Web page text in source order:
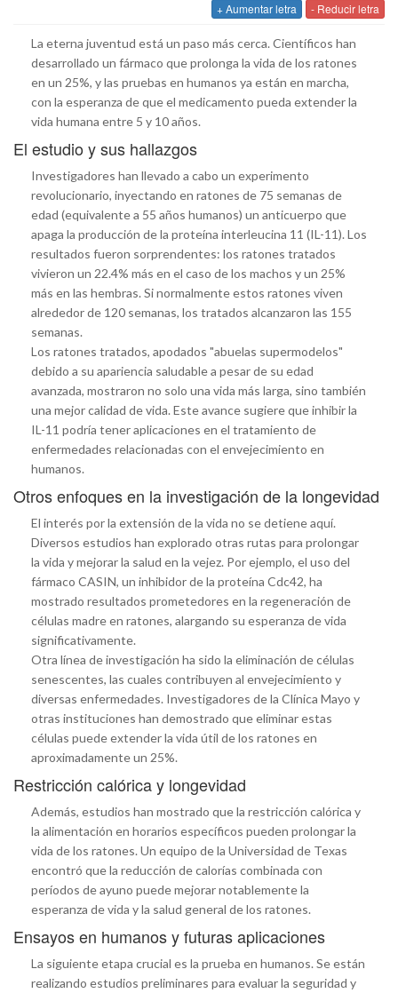
+ Aumentar letra - Reducir letra
La eterna juventud está un paso más cerca. Científicos han
desarrollado un fármaco que prolonga la vida de los ratones
en un 25%, y las pruebas en humanos ya están en marcha,
con la esperanza de que el medicamento pueda extender la
vida humana entre 5 y 10 años.
El estudio y sus hallazgos
Investigadores han llevado a cabo un experimento
revolucionario, inyectando en ratones de 75 semanas de
edad (equivalente a 55 años humanos) un anticuerpo que
apaga la producción de la proteína interleucina 11 (IL-11). Los
resultados fueron sorprendentes: los ratones tratados
vivieron un 22.4% más en el caso de los machos y un 25%
más en las hembras. Si normalmente estos ratones viven
alrededor de 120 semanas, los tratados alcanzaron las 155
semanas.
Los ratones tratados, apodados "abuelas supermodelos"
debido a su apariencia saludable a pesar de su edad
avanzada, mostraron no solo una vida más larga, sino también
una mejor calidad de vida. Este avance sugiere que inhibir la
IL-11 podría tener aplicaciones en el tratamiento de
enfermedades relacionadas con el envejecimiento en
humanos.
Otros enfoques en la investigación de la longevidad
El interés por la extensión de la vida no se detiene aquí.
Diversos estudios han explorado otras rutas para prolongar
la vida y mejorar la salud en la vejez. Por ejemplo, el uso del
fármaco CASIN, un inhibidor de la proteína Cdc42, ha
mostrado resultados prometedores en la regeneración de
células madre en ratones, alargando su esperanza de vida
significativamente.
Otra línea de investigación ha sido la eliminación de células
senescentes, las cuales contribuyen al envejecimiento y
diversas enfermedades. Investigadores de la Clínica Mayo y
otras instituciones han demostrado que eliminar estas
células puede extender la vida útil de los ratones en
aproximadamente un 25%.
Restricción calórica y longevidad
Además, estudios han mostrado que la restricción calórica y
la alimentación en horarios específicos pueden prolongar la
vida de los ratones. Un equipo de la Universidad de Texas
encontró que la reducción de calorías combinada con
períodos de ayuno puede mejorar notablemente la
esperanza de vida y la salud general de los ratones.
Ensayos en humanos y futuras aplicaciones
La siguiente etapa crucial es la prueba en humanos. Se están
realizando estudios preliminares para evaluar la seguridad y